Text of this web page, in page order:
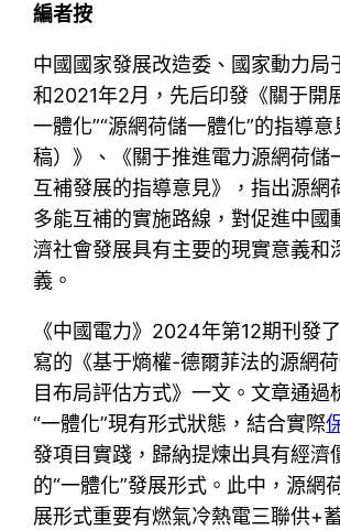
編者按
中國國家發展改造委、國家動力局
和2021年2月，先后印發《關于開
一體化”“源網荷儲一體化”的指導
稿）》、《關于推進電力源網荷儲
互補發展的指導意見》，指出源網
多能互補的實施路線，對促進中國
濟社會發展具有主要的現實意義和
義。
《中國電力》2024年第12期刊發
寫的《基于熵權-德爾菲法的源網
目布局評估方式》一文。文章通過
“一體化”現有形式狀態，結合實際
發項目實踐，歸納提煉出具有經濟
的“一體化”發展形式。此中，源網
展形式重要有燃氣冷熱電三聯供+